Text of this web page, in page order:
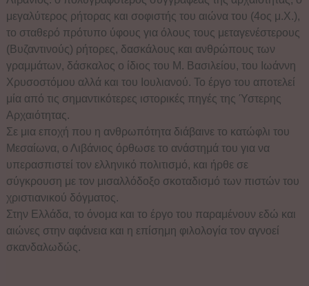
μεγαλύτερος ρήτορας και σοφιστής του αιώνα του (4ος μ.Χ.),
το σταθερό πρότυπο ύφους για όλους τους μεταγενέστερους
(Βυζαντινούς) ρήτορες, δασκάλους και ανθρώπους των
γραμμάτων, δάσκαλος ο ίδιος του Μ. Βασιλείου, του Ιωάννη
Χρυσοστόμου αλλά και του Ιουλιανού. Το έργο του αποτελεί
μία από τις σημαντικότερες ιστορικές πηγές της Ύστερης
Αρχαιότητας.
Σε μια εποχή που η ανθρωπότητα διάβαινε το κατώφλι του
Μεσαίωνα, ο Λιβάνιος όρθωσε το ανάστημά του για να
υπερασπιστεί τον ελληνικό πολιτισμό, και ήρθε σε
σύγκρουση με τον μισαλλόδοξο σκοταδισμό των πιστών του
χριστιανικού δόγματος.
Στην Ελλάδα, το όνομα και το έργο του παραμένουν εδώ και
αιώνες στην αφάνεια και η επίσημη φιλολογία τον αγνοεί
σκανδαλωδώς.